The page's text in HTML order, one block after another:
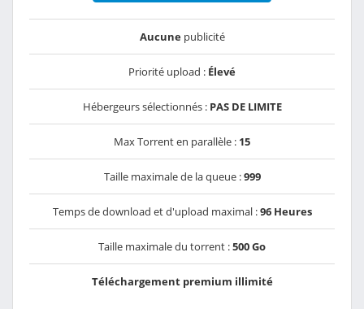
Aucunepublicité
Priorité upload : Élevé
Hébergeurs sélectionnés : PAS DE LIMITE
Max Torrent en parallèle : 15
Taille maximale de la queue :999
Temps de download et d'upload maximal :96 Heures
Taille maximale du torrent :500 Go
Téléchargement premium illimité